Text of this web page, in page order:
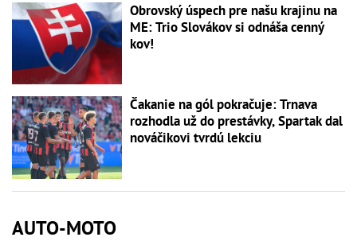
Obrovský úspech pre našu krajinu na
ME: Trio Slovákov si odnáša cenný
kov!
Čakanie na gól pokračuje: Trnava
rozhodla už do prestávky, Spartak dal
nováčikovi tvrdú lekciu
AUTO-MOTO